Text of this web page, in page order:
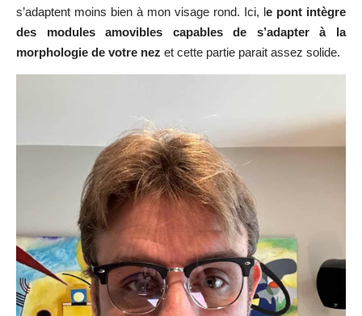
s’adaptent moins bien à mon visage rond. Ici, le pont intègre
des modules amovibles capables de s’adapter à la
morphologie de votre nez et cette partie parait assez solide.